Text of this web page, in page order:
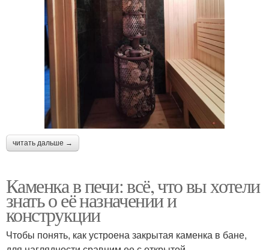
читать дальше →
Каменка в печи: всё, что вы хотели
знать о её назначении и
конструкции
Чтобы понять, как устроена закрытая каменка в бане,